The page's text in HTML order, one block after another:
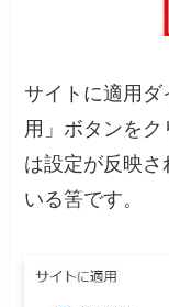
サイトに適用ダ
用」ボタンを
は設定が反映
いる筈です。